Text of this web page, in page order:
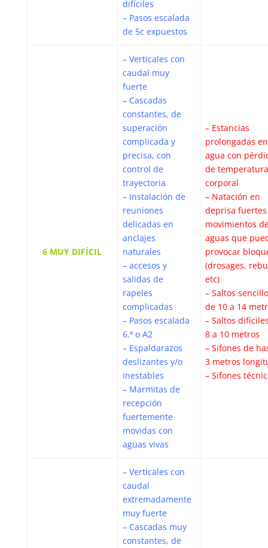
difíciles
– Pasos escalada
de 5c expuestos
6 MUY DIFÍCIL
– Verticales con
caudal muy
fuerte
– Cascadas
constantes, de
superación
complicada y
precisa, con
control de
trayectoria
– Instalación de
reuniones
delicadas en
anclajes
naturales
– accesos y
salidas de
rapeles
complicadas
– Pasos escalada
6.ª o A2
– Espaldarazos
deslizantes y/o
inestables
– Marmitas de
recepción
fuertemente
movidas con
aguas vivas
– Estancias
prolongadas en
agua con
de temperatura
corporal
– Natación en
deprisa
movimientos
aguas que
provocar
(drosages,
etc)
– Saltos
de 10 a 14
– Saltos
8 a 10 metros
– Sifones de
3 metros
– Sifones
– Verticales con
caudal
extremadamente
muy fuerte
– Cascadas muy
constantes, de